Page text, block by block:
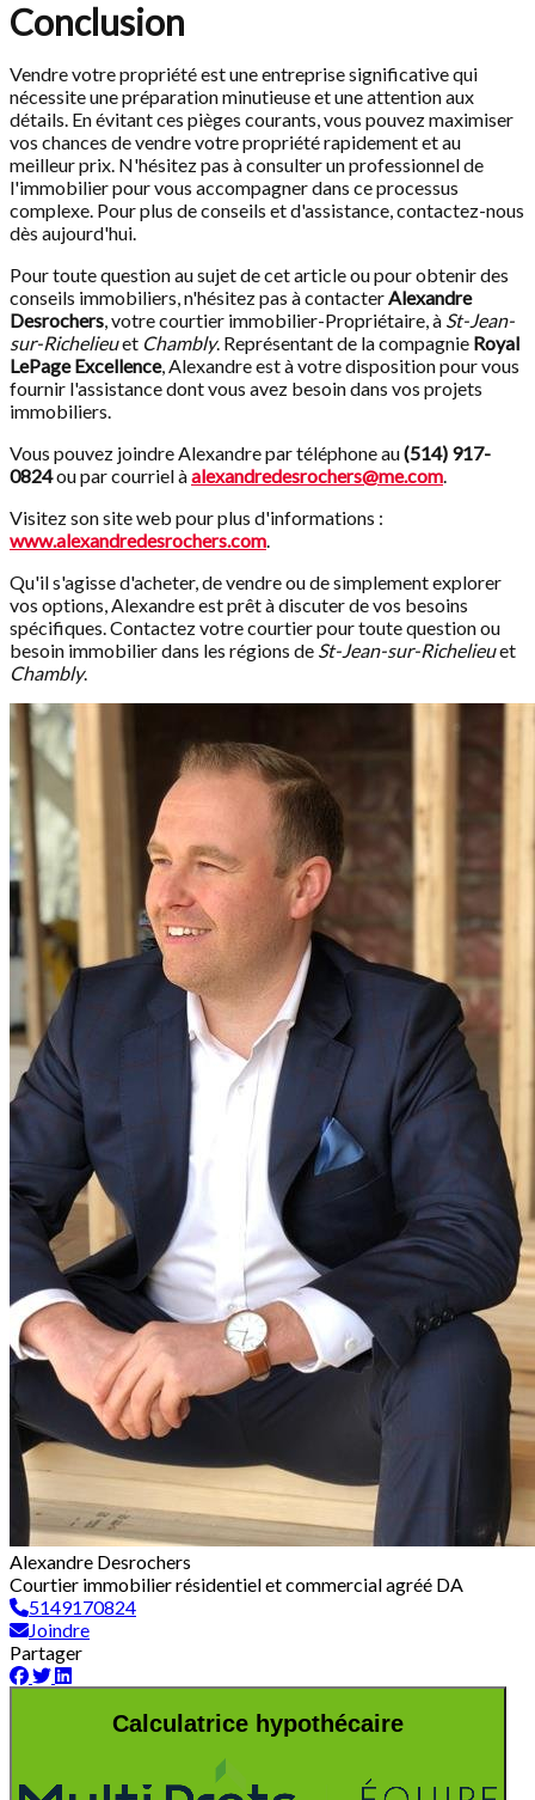
Conclusion
Vendre votre propriété est une entreprise significative qui
nécessite une préparation minutieuse et une attention aux
détails. En évitant ces pièges courants, vous pouvez maximiser
vos chances de vendre votre propriété rapidement et au
meilleur prix. N'hésitez pas à consulter un professionnel de
l'immobilier pour vous accompagner dans ce processus
complexe. Pour plus de conseils et d'assistance, contactez-nous
dès aujourd'hui.
Pour toute question au sujet de cet article ou pour obtenir des
conseils immobiliers, n'hésitez pas à contacterAlexandre
Desrochers, votre courtier immobilier-Propriétaire, à St-Jean-
sur-Richelieuet Chambly. Représentant de la compagnie Royal
LePage Excellence, Alexandre est à votre disposition pour vous
fournir l'assistance dont vous avez besoin dans vos projets
immobiliers.
Vous pouvez joindre Alexandre par téléphone au(514) 917-
0824ou par courriel àalexandredesrochers@me.com.
Visitez son site web pour plus d'informations :
www.alexandredesrochers.com.
Qu'il s'agisse d'acheter, de vendre ou de simplement explorer
vos options, Alexandre est prêt à discuter de vos besoins
spécifiques. Contactez votre courtier pour toute question ou
besoin immobilier dans les régions de St-Jean-sur-Richelieuet
Chambly.
Alexandre Desrochers
Courtier immobilier résidentiel et commercial agréé DA
5149170824
Joindre
Partager
Calculatrice hypothécaire